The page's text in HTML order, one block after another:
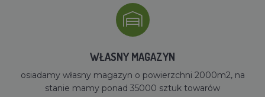
WŁASNY MAGAZYN
osiadamy własny magazyn o powierzchni 2000m2, na
stanie mamy ponad 35000 sztuk towarów